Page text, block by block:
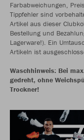
Farbabweichungen,
Tippfehler sind
Artikel aus dieser
Bestellung und
Lagerware!). Ein
Artikeln ist
Waschhinweis: Bei
gedreht, ohne
Trockner!